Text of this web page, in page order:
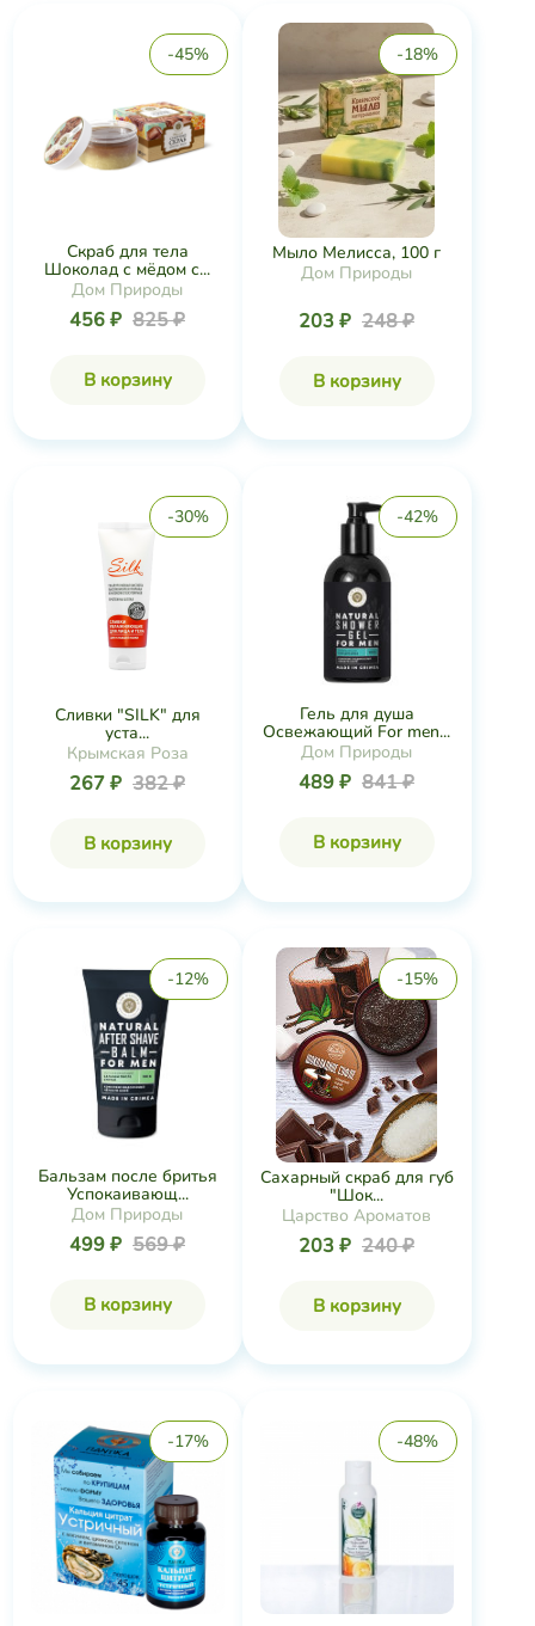
-45%
Скраб для тела
Шоколад с мёдом с...
Дом Природы
456 ₽ 825 ₽
В корзину
-18%
Мыло Мелисса, 100 г
Дом Природы
203 ₽ 248 ₽
В корзину
-30%
Сливки "SILK" для
уста...
Крымская Роза
267 ₽ 382 ₽
В корзину
-42%
Гель для душа
Освежающий For men...
Дом Природы
489 ₽ 841 ₽
В корзину
-12%
Бальзам после бритья
Успокаивающ...
Дом Природы
499 ₽ 569 ₽
В корзину
-15%
Сахарный скраб для губ
"Шок...
Царство Ароматов
203 ₽ 240 ₽
В корзину
-17% -48%